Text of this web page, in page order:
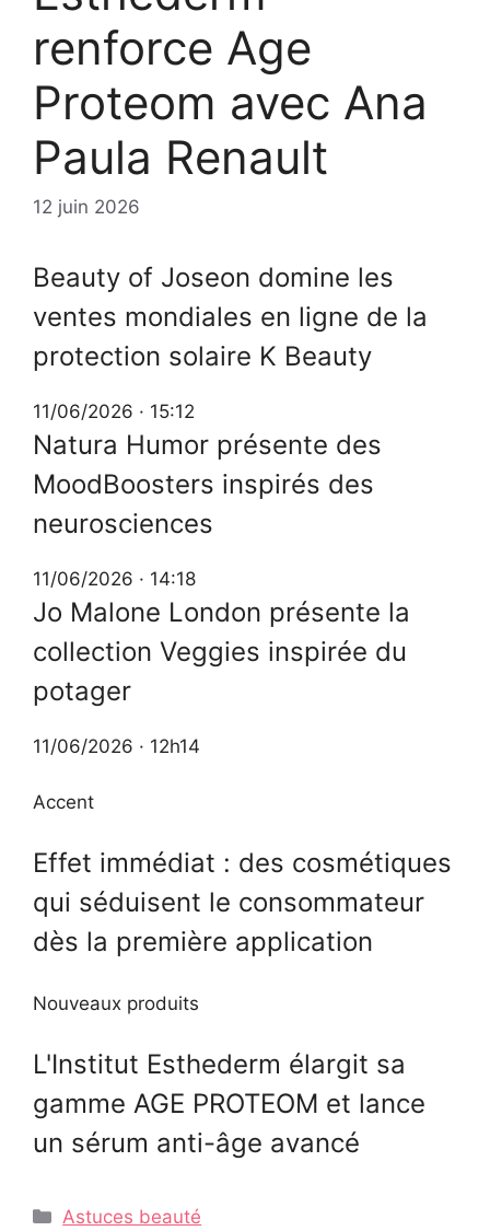
renforce Age
Proteom avec Ana
Paula Renault
12 juin 2026
Beauty of Joseon domine les
ventes mondiales en ligne de la
protection solaire K Beauty
11/06/2026 · 15:12
Natura Humor présente des
MoodBoosters inspirés des
neurosciences
11/06/2026 · 14:18
Jo Malone London présente la
collection Veggies inspirée du
potager
11/06/2026 · 12h14
Accent
Effet immédiat : des cosmétiques
qui séduisent le consommateur
dès la première application
Nouveaux produits
L'Institut Esthederm élargit sa
gamme AGE PROTEOM et lance
un sérum anti-âge avancé
Catégories
Astuces beauté